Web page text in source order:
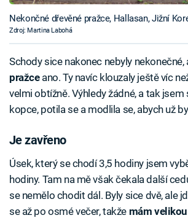
Nekončné dřevěné pražce, Hallasan, Jižní
Zdroj: Martina Labohá
Schody sice nakonec nebyly nekonečné,
pražceano. Ty navíc klouzaly ještě víc
velmi obtížně. Výhledy žádné, a tak jsem
kopce, potila se a modlila se, abych už
Je zavřeno
Úsek, který se chodí 3,5 hodiny jsem
hodiny. Tam na mě však čekala další
se nemělo chodit dál. Byly sice dvě, ale
se až po osmé večer, takže mám